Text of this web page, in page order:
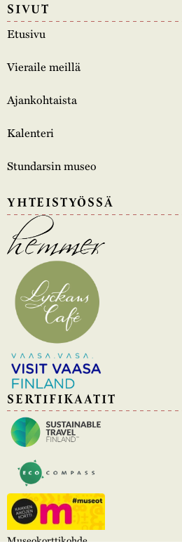
SIVUT
Etusivu
Vieraile meillä
Ajankohtaista
Kalenteri
Stundarsin museo
YHTEISTYÖSSÄ
SERTIFIKAATIT
Museokorttikohde